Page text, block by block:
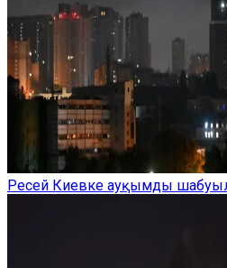
Ресей Киевке ауқымды